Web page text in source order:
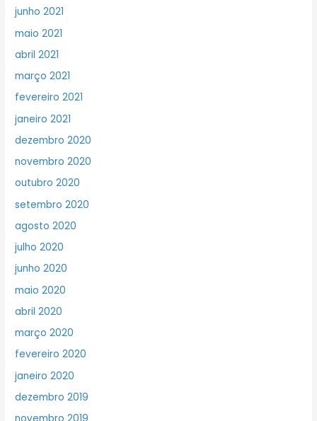
junho 2021
maio 2021
abril 2021
março 2021
fevereiro 2021
janeiro 2021
dezembro 2020
novembro 2020
outubro 2020
setembro 2020
agosto 2020
julho 2020
junho 2020
maio 2020
abril 2020
março 2020
fevereiro 2020
janeiro 2020
dezembro 2019